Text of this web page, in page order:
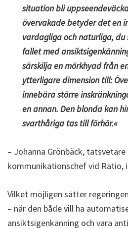
situation bli
övervakade betyder det en
vardagliga och naturliga, du
fallet med
särskilja en mörkhyad från
ytterligare dimension till:
innebära större
en annan. Den blonda kan
svarthåriga tas till förhör.«
– Johanna Grönbäck, tatsvetare
kommunikationschef vid Ratio, i
Vilket möjligen sätter
– när den både vill ha
ansiktsigenkänning och vara